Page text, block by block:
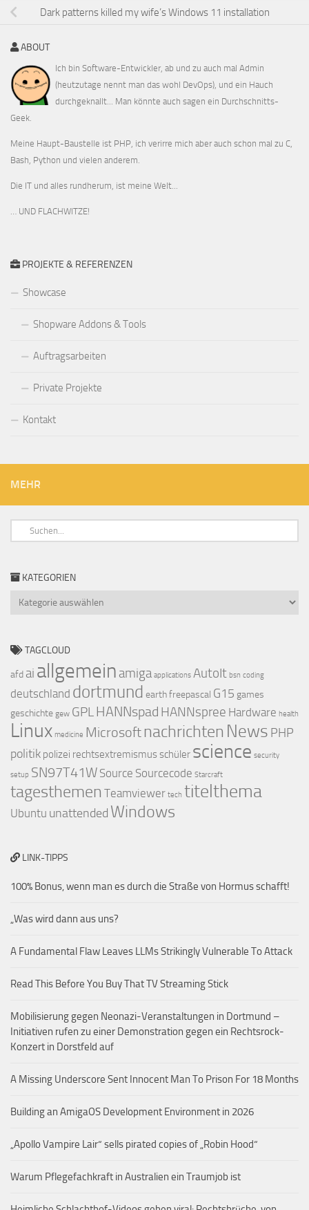
Dark patterns killed my wife’s Windows 11 installation
ABOUT
Ich bin Software-Entwickler, ab und zu auch mal Admin
(heutzutage nennt man das wohl DevOps), und ein Hauch
durchgeknallt... Man könnte auch sagen ein Durchschnitts-
Geek.
Meine Haupt-Baustelle ist PHP, ich verirre mich aber auch schon mal zu C,
Bash, Python und vielen anderem.
Die IT und alles rundherum, ist meine Welt...
… UND FLACHWITZE!
PROJEKTE & REFERENZEN
Showcase
Shopware Addons & Tools
Auftragsarbeiten
Private Projekte
Kontakt
MEHR
KATEGORIEN
TAGCLOUD
afd ai allgemein amiga applications AutoIt bsn coding
deutschland dortmund earthfreepascal G15 games
geschichte gew GPLHANNspad HANNspree Hardware health
Linux medicine Microsoft nachrichten News PHP
politik polizei rechtsextremismusschüler science security
setup SN97T41W Source Sourcecode Starcraft
tagesthemen Teamviewer tech titelthema
Ubuntu unattended Windows
LINK-TIPPS
100% Bonus, wenn man es durch die Straße von Hormus schafft!
„Was wird dann aus uns?
A Fundamental Flaw Leaves LLMs Strikingly Vulnerable To Attack
Read This Before You Buy That TV Streaming Stick
Mobilisierung gegen Neonazi-Veranstaltungen in Dortmund –
Initiativen rufen zu einer Demonstration gegen ein Rechtsrock-
Konzert in Dorstfeld auf
A Missing Underscore Sent Innocent Man To Prison For 18 Months
Building an AmigaOS Development Environment in 2026
„Apollo Vampire Lair“ sells pirated copies of „Robin Hood“
Warum Pflegefachkraft in Australien ein Traumjob ist